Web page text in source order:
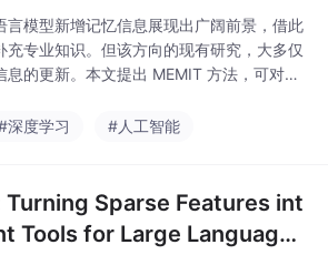
言模型新增记忆信息展现出广阔前景，借此
充专业知识。但该方向的现有研究，大多仅
息的更新。本文提出 MEMIT 方法，可对语
NeoX（200 亿参数）模型一次性更新数千
深度学习 #人工智能
Sparse Features int
Tools for Large Language